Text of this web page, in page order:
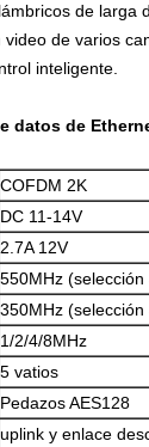
de larga
de varios
inteligente.
datos de
COFDM 2K
DC 11-14V
2.7A 12V
550MHz
350MHz
1/2/4/8MHz
5 vatios
Pedazos AES128
uplink y enlace